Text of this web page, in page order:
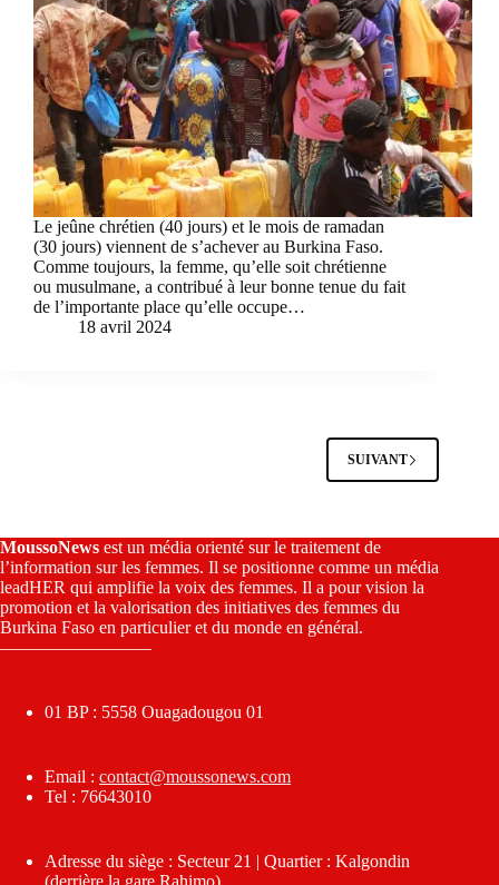
Le jeûne chrétien (40 jours) et le mois de ramadan
(30 jours) viennent de s’achever au Burkina Faso.
Comme toujours, la femme, qu’elle soit chrétienne
ou musulmane, a contribué à leur bonne tenue du fait
de l’importante place qu’elle occupe…
18 avril 2024
SUIVANT
MoussoNews est un média orienté sur le traitement de
l’information sur les femmes. Il se positionne comme un média
leadHER qui amplifie la voix des femmes. Il a pour vision la
promotion et la valorisation des initiatives des femmes du
Burkina Faso en particulier et du monde en général.
————————–
01 BP : 5558 Ouagadougou 01
Email : contact@moussonews.com
Tel : 76643010
Adresse du siège : Secteur 21 | Quartier : Kalgondin